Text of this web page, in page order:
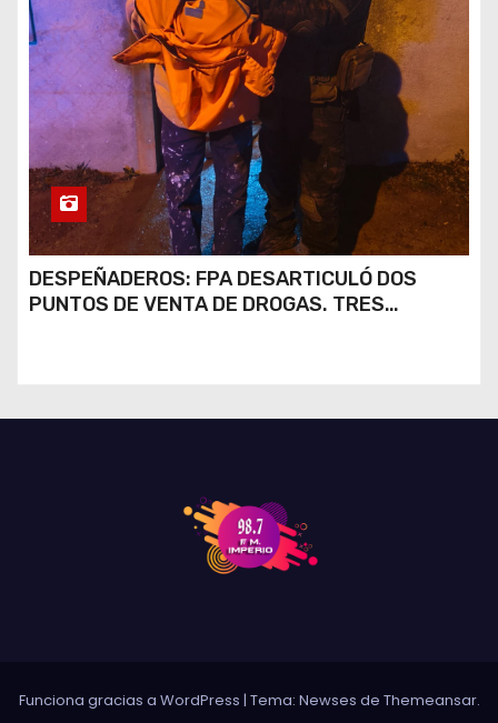
DESPEÑADEROS: FPA DESARTICULÓ DOS
PUNTOS DE VENTA DE DROGAS. TRES
Funciona gracias a WordPress | Tema: Newses de Themeansar.